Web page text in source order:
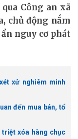
Công an xã
chủ động nắm
nguy cơ phát
xử nghiêm minh
đến mua bán, tổ
triệt xóa hàng chục